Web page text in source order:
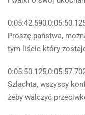
Proszę państwa,
tym liście który
Szlachta, wszyscy
żeby walczyć